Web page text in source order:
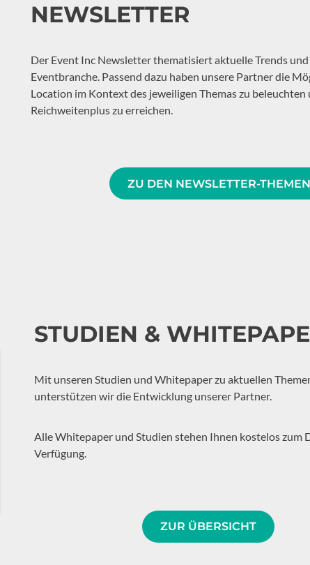
NEWSLETTER
Der Event Inc Newsletter thematisiert aktuelle Trends und
Eventbranche. Passend dazu haben unsere Partner die
Location im Kontext des jeweiligen Themas zu beleuchten
Reichweitenplus zu erreichen.
ZU DEN NEWSLETTER-THEMEN
STUDIEN &
Mit unseren Studien und Whitepaper zu aktuellen
unterstützen wir die Entwicklung unserer Partner.
Alle Whitepaper und Studien stehen Ihnen kostelos zum
Verfügung.
ZUR ÜBERSICHT